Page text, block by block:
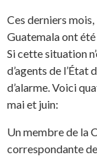
Ces derniers mois,
Guatemala ont
Si cette situation
d’agents de l’État
d’alarme. Voici
mai et juin:
Un membre de la
correspondante